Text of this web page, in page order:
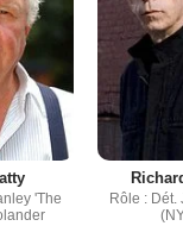
'The
Rôle : Dét.